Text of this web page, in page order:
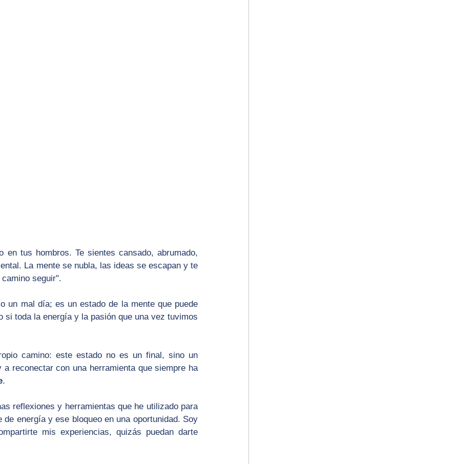
en tus hombros. Te sientes cansado, abrumado,
La mente se nubla, las ideas se escapan y te
seguir".
un mal día; es un estado de la mente que puede
toda la energía y la pasión que una vez tuvimos
camino: este estado no es un final, sino un
reconectar con una herramienta que siempre ha
.
reflexiones y herramientas que he utilizado para
energía y ese bloqueo en una oportunidad. Soy
mis experiencias, quizás puedan darte